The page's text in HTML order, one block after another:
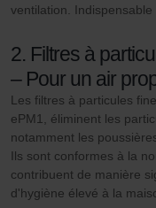
ventilation. Indispensable
2. Filtres à
– Pour un air
Les filtres à particules
ePM1, éliminent les
notamment les
Ils sont conformes à la
contribuent de manière
d'hygiène élevé à la